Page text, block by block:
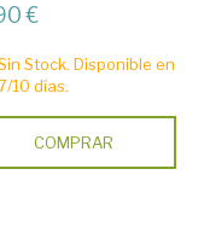
€
Stock. Disponible en
10 días.
COMPRAR